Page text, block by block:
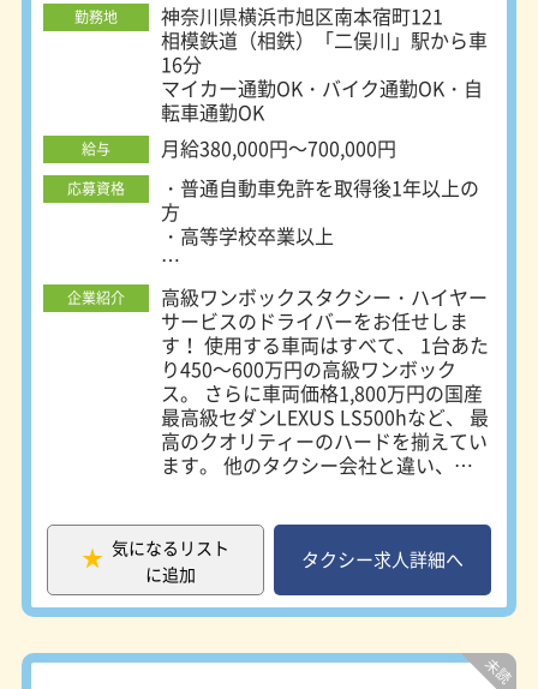
勤務地
神奈川県横浜市旭区南本宿町121
相模鉄道（相鉄）「二俣川」駅から車
16分
マイカー通勤OK・バイク通勤OK・自
転車通勤OK
給与 月給380,000円～700,000円
応募資格
・普通自動車免許を取得後1年以上の
方
・高等学校卒業以上
★二種免許の取得支援制度あり！（費
用会社負担）
★免許取得後の「研修期間中」の手当
あり
★長く働ける方を歓迎
未経験者歓迎
高卒歓迎、第二新卒歓迎
既卒歓迎、U・Iターン歓迎
20代／30代／40代／50代／60代活躍
中
ハローワークでお仕事探しの方歓迎
ミドル・中高年活躍
企業紹介
高級ワンボックスタクシー・ハイヤー
サービスのドライバーをお任せしま
す！ 使用する車両はすべて、 1台あた
り450～600万円の高級ワンボック
ス。 さらに車両価格1,800万円の国産
最高級セダンLEXUS LS500hなど、 最
高のクオリティーのハードを揃えてい
ます。 他のタクシー会社と違い、国
ーティスト、セレブにもご利用いただ
いています。 個人の場合は、観光や
結婚式、社員旅行のグループでの依頼
が多め。 『ジュンタク』の評判はど
状況が続いていますので さらにドラ
気になるリスト
に追加
タクシー求人詳細へ